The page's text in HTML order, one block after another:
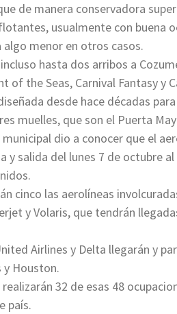
de manera conservadora
usualmente con buena
menor en otros casos.
hasta dos arribos a
of the Seas, Carnival Fantasy y
desde hace décadas
muelles, que son el Puerta
dio a conocer que el
y salida del lunes 7 de octubre
cinco las aerolíneas
y Volaris, que tendrán
Airlines y Delta llegarán y
y Houston.
32 de esas 48
país.